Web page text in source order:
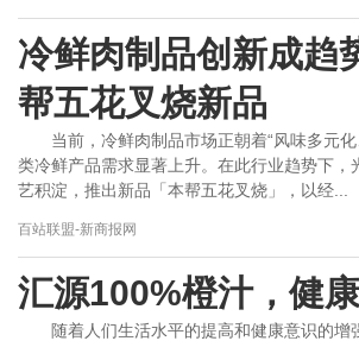
冷鲜肉制品创新成趋
帮五花叉烧新品
当前，冷鲜肉制品市场正朝着“风味多元
类冷鲜产品需求显著上升。在此行业趋势下
艺积淀，推出新品「本帮五花叉烧」，以经...
百站联盟-新商报网
汇源100%橙汁，健
随着人们生活水平的提高和健康意识的